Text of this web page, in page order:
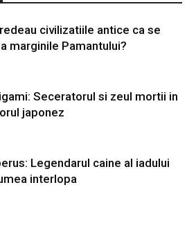
civilizatiile antice ca se
marginile Pamantului?
Seceratorul si zeul mortii in
japonez
Legendarul caine al iadului
interlopa